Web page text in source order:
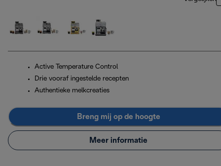
Active Temperature Control
Drie vooraf ingestelde recepten
Authentieke melkcreaties
Breng mij op de hoogte
Meer informatie